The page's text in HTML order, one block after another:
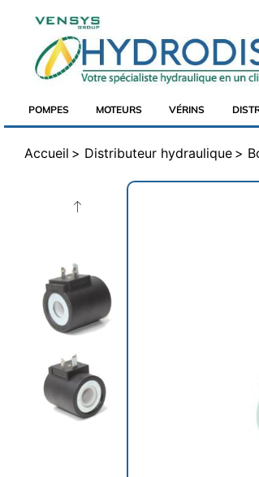
POMPES MOTEURS VÉRINS
Accueil Distributeur hydraulique